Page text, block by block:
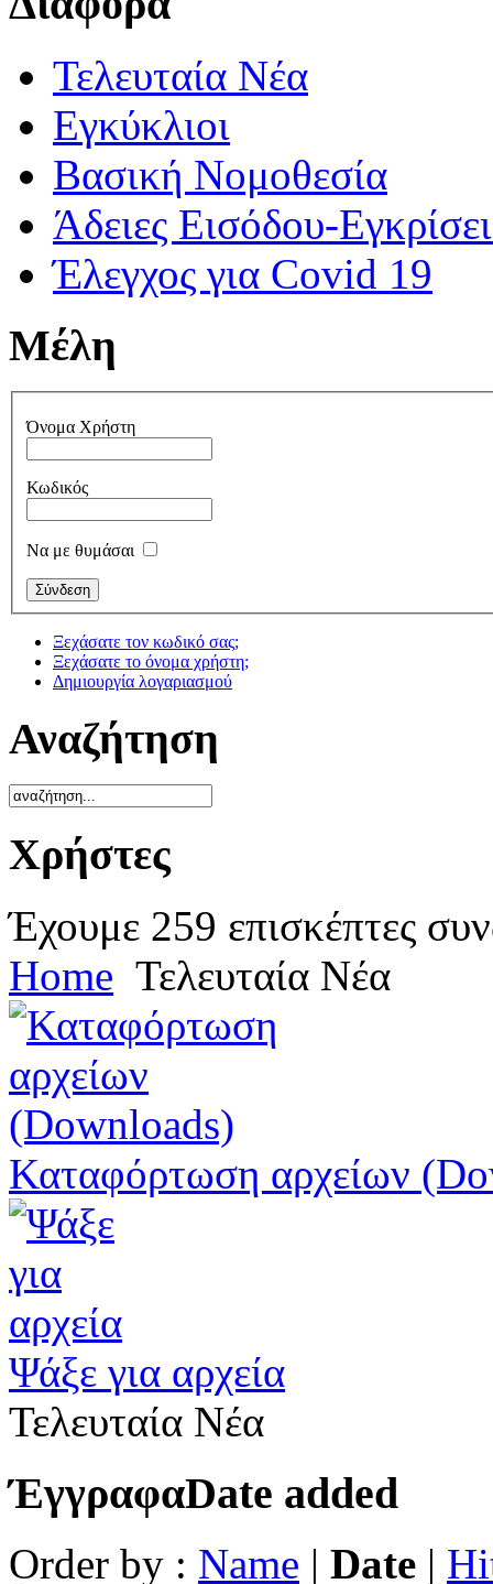
Τελευταία Νέα
Εγκύκλιοι
Βασική Νομοθεσία
Άδειες Εισόδου-
Έλεγχος για Covid 19
Μέλη
Όνομα Χρήστη
Κωδικός
Να με θυμάσαι
Ξεχάσατε τον κωδικό σας;
Ξεχάσατε το όνομα χρήστη;
Δημιουργία λογαριασμού
Αναζήτηση
Χρήστες
Έχουμε 259 επισκέπτες
Home Τελευταία Νέα
Καταφόρτωση αρχείων
Ψάξε για αρχεία
Τελευταία Νέα
ΈγγραφαDate added
Order by : Name | Date |